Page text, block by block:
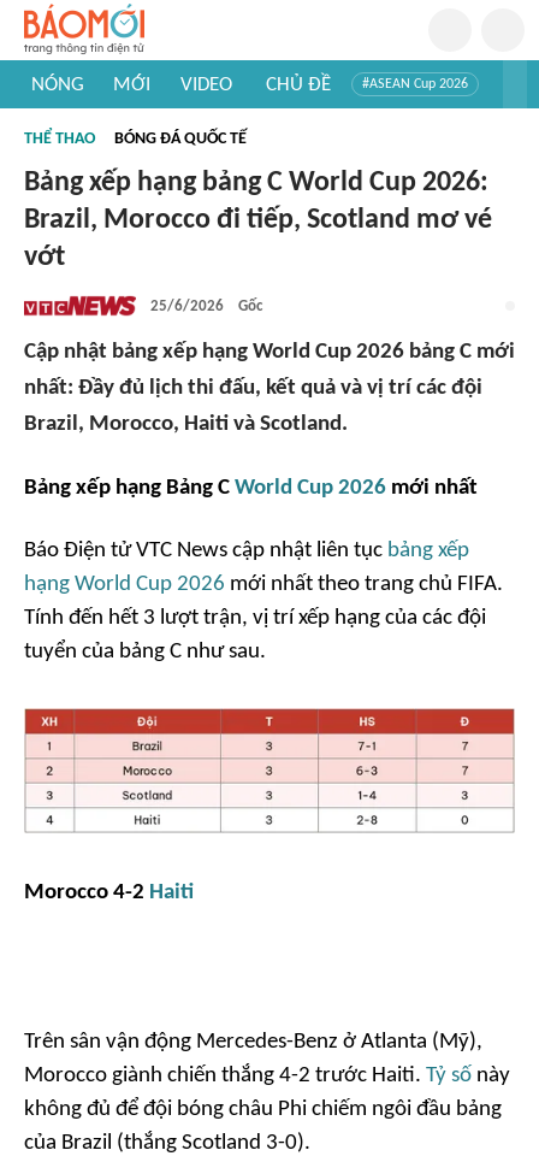
NÓNG MỚI VIDEO CHỦ ĐỀ #ASEAN Cup 2026
#Khám phá thế giới
THỂ THAO BÓNG ĐÁ QUỐC TẾ
Bảng xếp hạng bảng C World Cup 2026:
Brazil, Morocco đi tiếp, Scotland mơ vé
vớt
25/6/2026 Gốc
Cập nhật bảng xếp hạng World Cup 2026 bảng C mới
nhất: Đầy đủ lịch thi đấu, kết quả và vị trí các đội
Brazil, Morocco, Haiti và Scotland.
Bảng xếp hạng Bảng C World Cup 2026 mới nhất
Báo Điện tử VTC News cập nhật liên tục bảng xếp
hạng World Cup 2026 mới nhất theo trang chủ FIFA.
Tính đến hết 3 lượt trận, vị trí xếp hạng của các đội
tuyển của bảng C như sau.
Morocco 4-2 Haiti
Trên sân vận động Mercedes-Benz ở Atlanta (Mỹ),
Morocco giành chiến thắng 4-2 trước Haiti. Tỷ số này
không đủ để đội bóng châu Phi chiếm ngôi đầu bảng
của Brazil (thắng Scotland 3-0).